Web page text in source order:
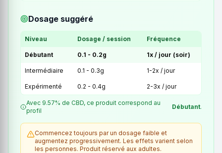
Dosage suggéré
Niveau Dosage / session Fréquence
Débutant 0.1 - 0.2g 1x / jour (soir)
Intermédiaire 0.1 - 0.3g 1-2x / jour
Expérimenté 0.2 - 0.4g 2-3x / jour
Avec 9.57% de CBD, ce produit correspond au
profil
Débutant.
Commencez toujours par un dosage faible et
augmentez progressivement. Les effets varient selon
les personnes. Produit réservé aux adultes.